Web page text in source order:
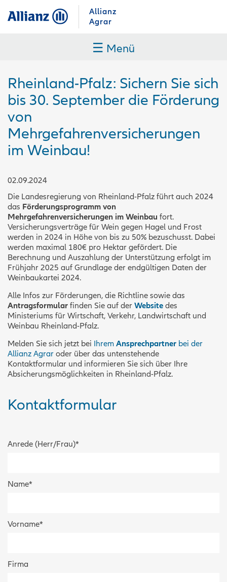
Allianz
Agrar
☰ Menü
Rheinland-Pfalz: Sichern Sie sich
bis 30. September die Förderung
von
Mehrgefahrenversicherungen
im Weinbau!
02.09.2024
Die Landesregierung von Rheinland-Pfalz führt auch 2024
das Förderungsprogramm von
Mehrgefahrenversicherungen im Weinbau fort.
Versicherungsverträge für Wein gegen Hagel und Frost
werden in 2024 in Höhe von bis zu 50% bezuschusst. Dabei
werden maximal 180€ pro Hektar gefördert. Die
Berechnung und Auszahlung der Unterstützung erfolgt im
Frühjahr 2025 auf Grundlage der endgültigen Daten der
Weinbaukartei 2024.
Alle Infos zur Förderungen, die Richtline sowie das
Antragsformular finden Sie auf der Website des
Ministeriums für Wirtschaft, Verkehr, Landwirtschaft und
Weinbau Rheinland-Pfalz.
Melden Sie sich jetzt bei Ihrem Ansprechpartner bei der
Allianz Agrar oder über das untenstehende
Kontaktformular und informieren Sie sich über Ihre
Absicherungsmöglichkeiten in Rheinland-Pfalz.
Kontaktformular
Anrede (Herr/Frau)*
Name*
Vorname*
Firma